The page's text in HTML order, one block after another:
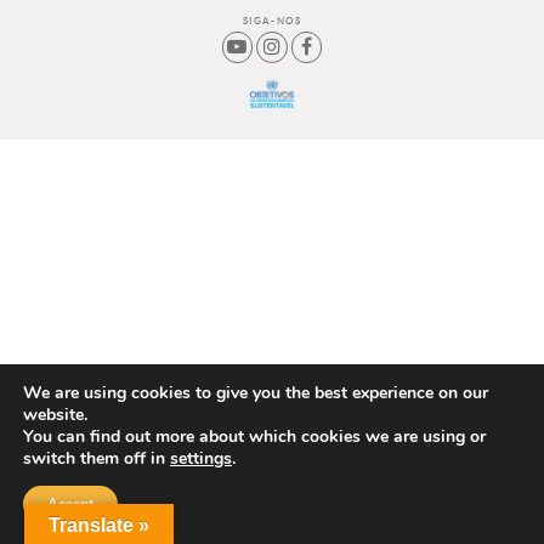
SIGA-NOS
Translate »
We are using cookies to give you the best experience on our
website.
You can find out more about which cookies we are using or
switch them off in settings.
Accept